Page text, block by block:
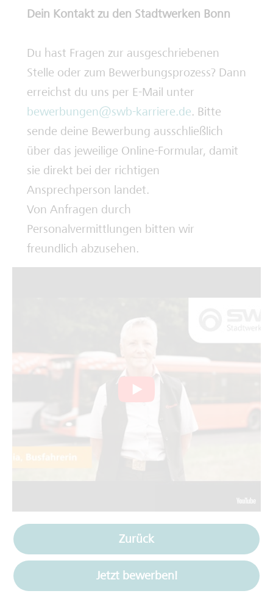
Dein Kontakt zu den Stadtwerken Bonn
Du hast Fragen zur ausgeschriebenen
Stelle oder zum Bewerbungsprozess? Dann
erreichst du uns per E-Mail unter
bewerbungen@swb-karriere.de. Bitte
sende deine Bewerbung ausschließlich
über das jeweilige Online-Formular, damit
sie direkt bei der richtigen
Ansprechperson landet.
Von Anfragen durch
Personalvermittlungen bitten wir
freundlich abzusehen.
Zurück
Jetzt bewerben!